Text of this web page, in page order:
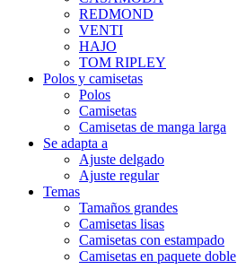
REDMOND
VENTI
HAJO
TOM RIPLEY
Polos y camisetas
Polos
Camisetas
Camisetas de manga larga
Se adapta a
Ajuste delgado
Ajuste regular
Temas
Tamaños grandes
Camisetas lisas
Camisetas con estampado
Camisetas en paquete doble